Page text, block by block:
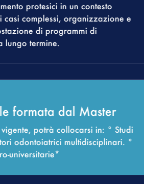
protesici in un contesto
casi complessi, organizzazione e
di programmi di
lungo termine.
formata dal Master
potrà collocarsi in: ° Studi
odontoiatrici multidisciplinari. °
universitarie*